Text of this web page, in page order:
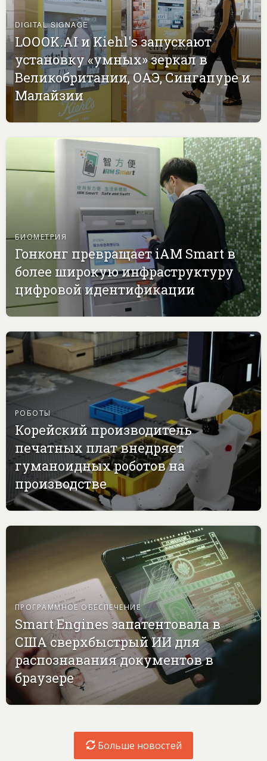
DIGITAL SIGNAGE
LOOOK.AI и Kiehl's запускают
установку «умных» зеркал в
Великобритании, ОАЭ, Сингапуре и
Малайзии
БИОМЕТРИЯ
Гонконг превращает iAM Smart в
более широкую инфраструктуру
цифровой идентификации
РОБОТЫ
Корейский производитель
печатных плат внедряет
гуманоидных роботов на
производстве
ПРОГРАММНОЕ ОБЕСПЕЧЕНИЕ
Smart Engines запатентовала в
США сверхбыстрый ИИ для
распознавания документов в
браузере
Больше новостей